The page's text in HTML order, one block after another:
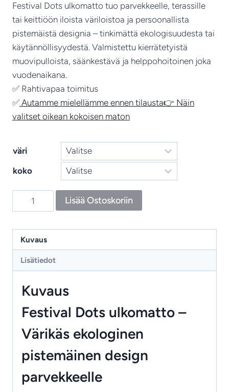
-
€1,085.00
Festival Dots ulkomatto tuo parvekkeelle, terassille
tai keittiöön iloista väriloistoa ja persoonallista
pistemäistä designia – tinkimättä ekologisuudesta tai
käytännöllisyydestä. Valmistettu kierrätetyistä
muovipulloista, säänkestävä ja helppohoitoinen joka
vuodenaikana.
✅ Rahtivapaa toimitus
✅ Autamme mielellämme ennen tilausta👉 Näin
valitset oikean kokoisen maton
väri
koko
Festival
Dots
kierrätysmatto,
värikäs
In‑Outdoor‑matto
määrä
Lisää Ostoskoriin
Kuvaus
Lisätiedot
Kuvaus
Festival Dots ulkomatto –
Värikäs ekologinen
pistemäinen design
parvekkeelle